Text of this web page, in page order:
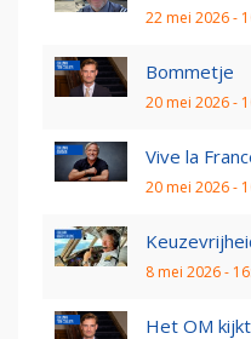
22 mei 2026 -
Bommetje
20 mei 2026 -
Vive la
20 mei 2026 -
8 mei 2026 -
Het OM